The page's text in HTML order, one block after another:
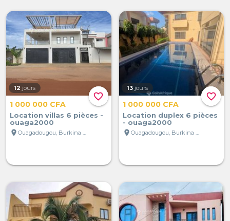
favorite_border
12 jours
1 000 000 CFA
Location villas 6 pièces -
ouaga2000
location_on
favorite_border
13 jours
1 000 000 CFA
Location duplex 6 pièces
- ouaga2000
location_on